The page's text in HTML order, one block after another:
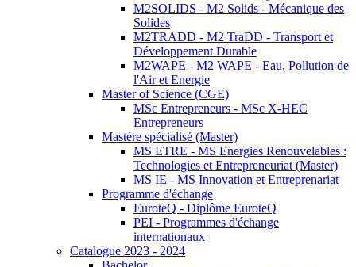
M2SOLIDS - M2 Solids - Mécanique des
Solides
M2TRADD - M2 TraDD - Transport et
Développement Durable
M2WAPE - M2 WAPE - Eau, Pollution de
l'Air et Energie
Master of Science (CGE)
MSc Entrepreneurs - MSc X-HEC
Entrepreneurs
Mastère spécialisé (Master)
MS ETRE - MS Energies Renouvelables :
Technologies et Entrepreneuriat (Master)
MS IE - MS Innovation et Entreprenariat
Programme d'échange
EuroteQ - Diplôme EuroteQ
PEI - Programmes d'échange
internationaux
Catalogue 2023 - 2024